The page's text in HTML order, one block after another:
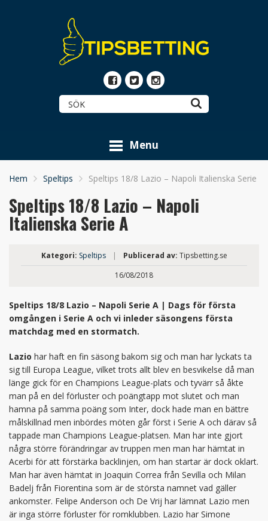
Menu
Hem Speltips Speltips 18/8 Lazio – Napoli Italienska Serie A
Speltips 18/8 Lazio – Napoli
Italienska Serie A
Kategori: Speltips | Publicerad av: Tipsbetting.se
16/08/2018
Speltips 18/8 Lazio – Napoli Serie A | Dags för första
omgången i Serie A och vi inleder säsongens första
matchdag med en stormatch.
Lazio har haft en fin säsong bakom sig och man har lyckats ta
sig till Europa League, vilket trots allt blev en besvikelse då man
länge gick för en Champions League-plats och tyvärr så åkte
man på en del förluster och poängtapp mot slutet och man
hamna på samma poäng som Inter, dock hade man en bättre
målskillnad men inbördes möten går först i Serie A och därav så
tappade man Champions League-platsen. Man har inte gjort
några större förändringar av truppen men man har hämtat in
Acerbi för att förstärka backlinjen, om han startar är dock oklart.
Man har även hämtat in Joaquin Correa från Sevilla och Milan
Badelj från Fiorentina som är de största namnet vad gäller
ankomster. Felipe Anderson och De Vrij har lämnat Lazio men
är inga större förluster för romklubben. Lazio har Simone